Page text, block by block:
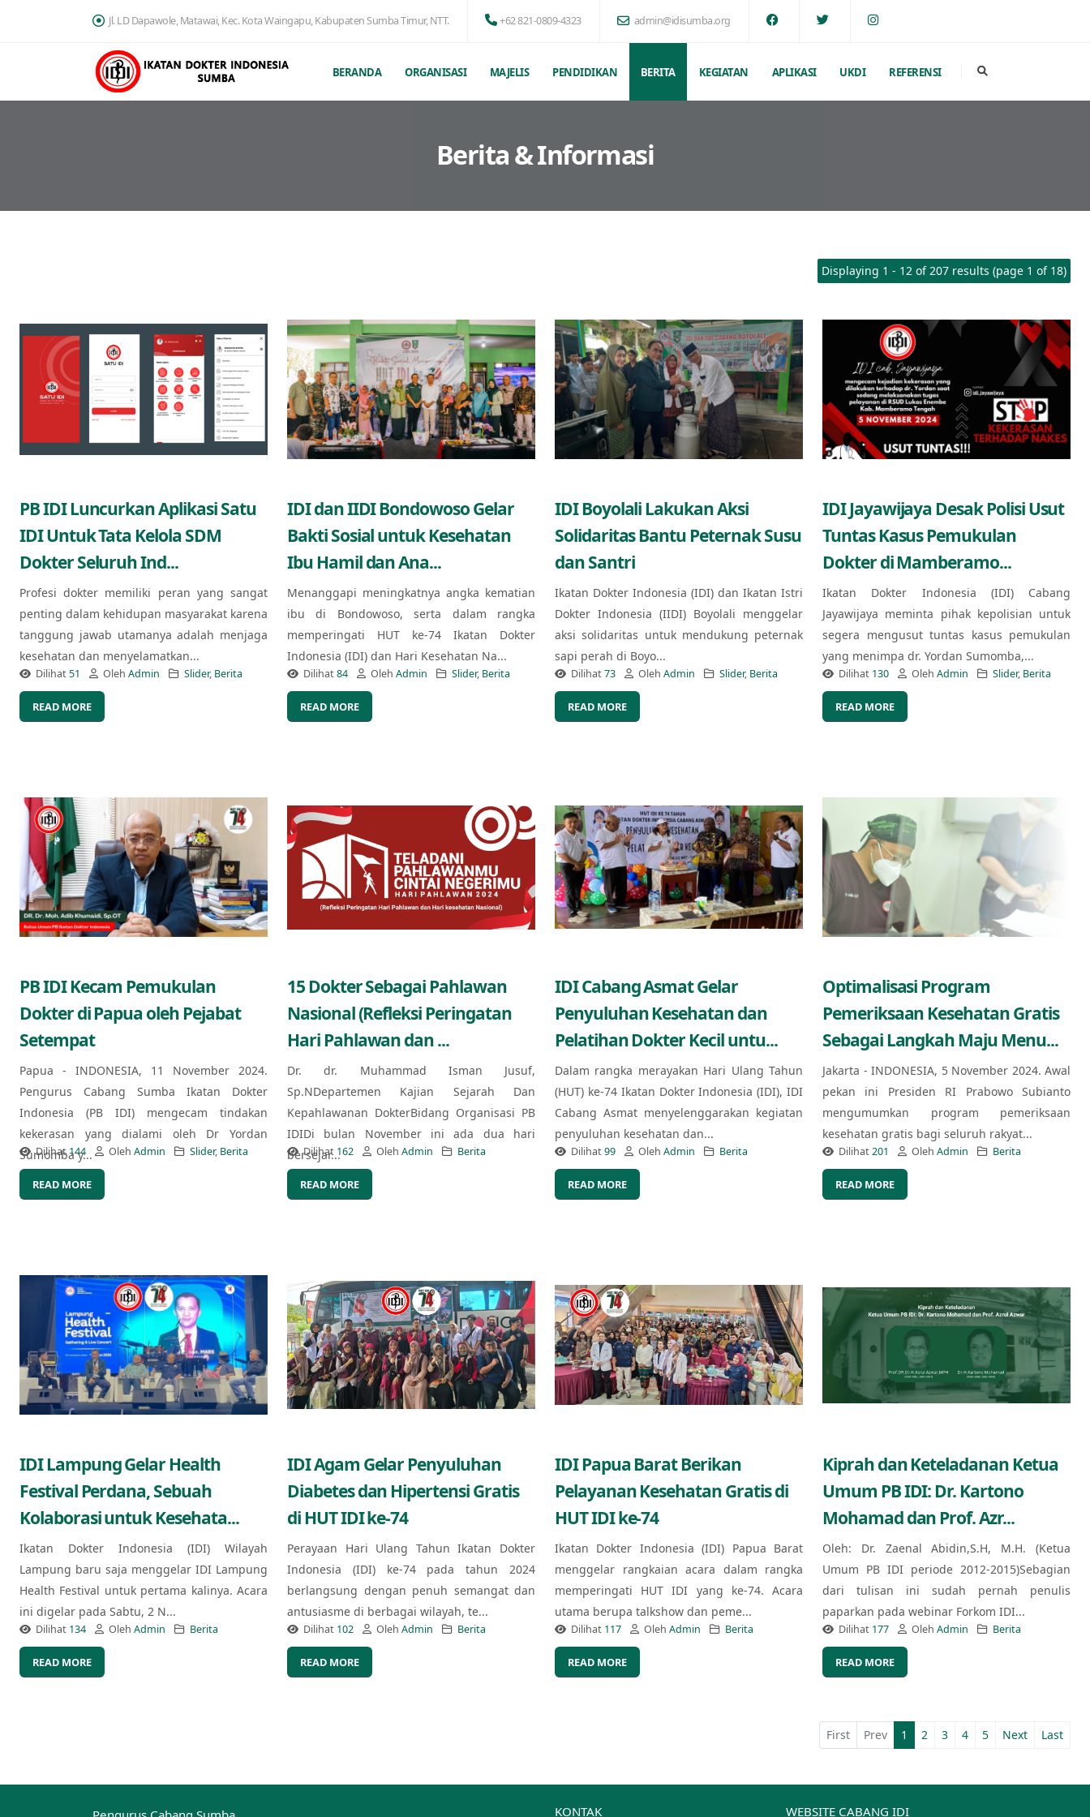
Jl. LD Dapawole, Matawai, Kec. Kota Waingapu, Kabupaten Sumba Timur, NTT. +62 821-0809-4323 admin@idisumba.org
BERANDA ORGANISASI MAJELIS PENDIDIKAN BERITA KEGIATAN APLIKASI UKDI REFERENSI
Berita & Informasi
Displaying 1 - 12 of 207 results (page 1 of 18)
PB IDI Luncurkan Aplikasi Satu
IDI Untuk Tata Kelola SDM
Dokter Seluruh Ind...
Profesi dokter memiliki peran yang sangat
penting dalam kehidupan masyarakat karena
tanggung jawab utamanya adalah menjaga
kesehatan dan menyelamatkan...
Dilihat51 Oleh Admin Slider, Berita
READ MORE
IDI dan IIDI Bondowoso Gelar
Bakti Sosial untuk Kesehatan
Ibu Hamil dan Ana...
Menanggapi meningkatnya angka kematian
ibu di Bondowoso, serta dalam rangka
memperingati HUT ke-74 Ikatan Dokter
Indonesia (IDI) dan Hari Kesehatan Na...
Dilihat84 Oleh Admin Slider, Berita
READ MORE
IDI Boyolali Lakukan Aksi
Solidaritas Bantu Peternak Susu
dan Santri
Ikatan Dokter Indonesia (IDI) dan Ikatan Istri
Dokter Indonesia (IIDI) Boyolali menggelar
aksi solidaritas untuk mendukung peternak
sapi perah di Boyo...
Dilihat73 Oleh Admin Slider, Berita
READ MORE
IDI Jayawijaya Desak Polisi Usut
Tuntas Kasus Pemukulan
Dokter di Mamberamo...
Ikatan Dokter Indonesia (IDI) Cabang
Jayawijaya meminta pihak kepolisian untuk
segera mengusut tuntas kasus pemukulan
yang menimpa dr. Yordan Sumomba,...
Dilihat 130 Oleh Admin Slider, Berita
READ MORE
PB IDI Kecam Pemukulan
Dokter di Papua oleh Pejabat
Setempat
Papua - INDONESIA, 11 November 2024.
Pengurus Cabang Sumba Ikatan Dokter
Indonesia (PB IDI) mengecam tindakan
kekerasan yang dialami oleh Dr Yordan
Sumomba y...
Dilihat144 Oleh Admin Slider, Berita
READ MORE
15 Dokter Sebagai Pahlawan
Nasional (Refleksi Peringatan
Hari Pahlawan dan ...
Dr. dr. Muhammad Isman Jusuf,
Sp.NDepartemen Kajian Sejarah Dan
Kepahlawanan DokterBidang Organisasi PB
IDIDi bulan November ini ada dua hari
bersejar...
Dilihat 162 Oleh Admin Berita
READ MORE
IDI Cabang Asmat Gelar
Penyuluhan Kesehatan dan
Pelatihan Dokter Kecil untu...
Dalam rangka merayakan Hari Ulang Tahun
(HUT) ke-74 Ikatan Dokter Indonesia (IDI), IDI
Cabang Asmat menyelenggarakan kegiatan
penyuluhan kesehatan dan...
Dilihat99 Oleh Admin Berita
READ MORE
Optimalisasi Program
Pemeriksaan Kesehatan Gratis
Sebagai Langkah Maju Menu...
Jakarta - INDONESIA, 5 November 2024. Awal
pekan ini Presiden RI Prabowo Subianto
mengumumkan program pemeriksaan
kesehatan gratis bagi seluruh rakyat...
Dilihat201 Oleh Admin Berita
READ MORE
IDI Lampung Gelar Health
Festival Perdana, Sebuah
Kolaborasi untuk Kesehata...
Ikatan Dokter Indonesia (IDI) Wilayah
Lampung baru saja menggelar IDI Lampung
Health Festival untuk pertama kalinya. Acara
ini digelar pada Sabtu, 2 N...
Dilihat 134 Oleh Admin Berita
READ MORE
IDI Agam Gelar Penyuluhan
Diabetes dan Hipertensi Gratis
di HUT IDI ke-74
Perayaan Hari Ulang Tahun Ikatan Dokter
Indonesia (IDI) ke-74 pada tahun 2024
berlangsung dengan penuh semangat dan
antusiasme di berbagai wilayah, te...
Dilihat 102 Oleh Admin Berita
READ MORE
IDI Papua Barat Berikan
Pelayanan Kesehatan Gratis di
HUT IDI ke-74
Ikatan Dokter Indonesia (IDI) Papua Barat
menggelar rangkaian acara dalam rangka
memperingati HUT IDI yang ke-74. Acara
utama berupa talkshow dan peme...
Dilihat 117 Oleh Admin Berita
READ MORE
Kiprah dan Keteladanan Ketua
Umum PB IDI: Dr. Kartono
Mohamad dan Prof. Azr...
Oleh: Dr. Zaenal Abidin,S.H, M.H. (Ketua
Umum PB IDI periode 2012-2015)Sebagian
dari tulisan ini sudah pernah penulis
paparkan pada webinar Forkom IDI...
Dilihat 177 Oleh Admin Berita
READ MORE
First Prev 1 2 3 4 5 Next Last
KONTAK WEBSITE CABANG IDI